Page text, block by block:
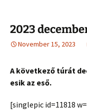
2023
November 15, 2023
A következő túrát
esik az eső.
[singlepic id=11818